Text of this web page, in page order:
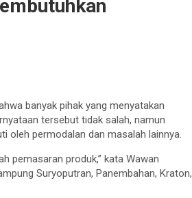
banyak pihak yang menyatakan
tersebut tidak salah, namun
oleh permodalan dan masalah lainnya.
pemasaran produk,” kata Wawan
Suryoputran, Panembahan, Kraton,